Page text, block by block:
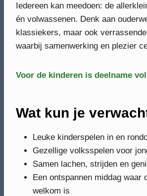
Iedereen kan meedoen: de
én volwassenen. Denk aan
klassiekers, maar ook
waarbij samenwerking en plezier
Voor de kinderen is deelname
Wat kun je
Leuke kinderspelen in en
Gezellige volksspelen voor
Samen lachen, strijden en
Een ontspannen middag waar
welkom is